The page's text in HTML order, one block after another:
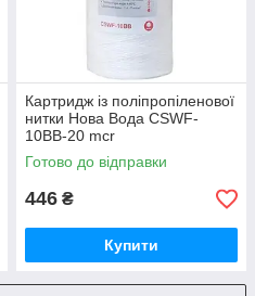
Картридж із поліпропіленової
нитки Нова Вода CSWF-
10BB-20 mcr
Готово до відправки
446 ₴
Купити